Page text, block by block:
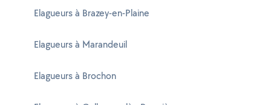
Elagueurs à Brazey-en-Plaine
Elagueurs à Marandeuil
Elagueurs à Brochon